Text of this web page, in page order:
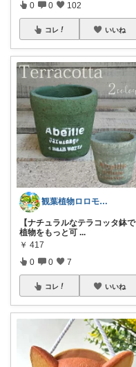
0 0 102
コレ いいね
観葉植物ロロモ🌿おしゃれ部屋
【ナチュラルなテラコッタ鉢で
植物をもっと可 ...
￥ 417
0 0 7
コレ いいね